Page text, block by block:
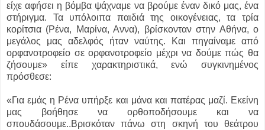
είχε αφήσει η βόμβα ψάχναμε να βρούμε έναν δικό μας, ένα
στήριγμα. Τα υπόλοιπα παιδιά της οικογένειας, τα τρία
κορίτσια (Ρένα, Μαρίνα, Αννα), βρίσκονταν στην Αθήνα, ο
μεγάλος μας αδελφός ήταν ναύτης. Και πηγαίναμε από
ορφανοτροφείο σε ορφανοτροφείο μέχρι να δούμε πώς θα
ζήσουμε» είπε χαρακτηριστικά, ενώ συγκινημένος
πρόσθεσε:
«Για εμάς η Ρένα υπήρξε και μάνα και πατέρας μαζί. Εκείνη
μας βοήθησε να ορθοποδήσουμε και να
σπουδάσουμε..Βρισκόταν πάνω στη σκηνή του θεάτρου